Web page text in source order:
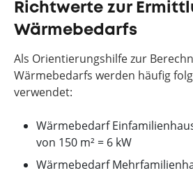
Richtwerte zur
Wärmebedarfs
Als Orientierungshilfe zur
Wärmebedarfs werden häufig
verwendet:
Wärmebedarf
von 150 m² = 6 kW
Wärmebedarf